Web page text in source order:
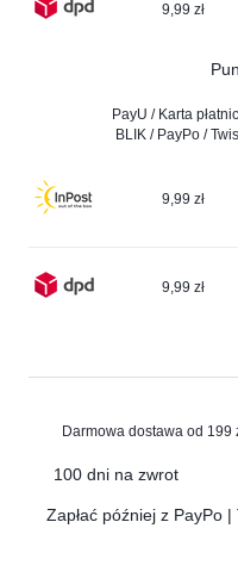
9,99 zł
PayU / Karta
BLIK / PayPo /
9,99 zł
9,99 zł
Darmowa dostawa od 199
100 dni na zwrot
Zapłać później z PayPo |